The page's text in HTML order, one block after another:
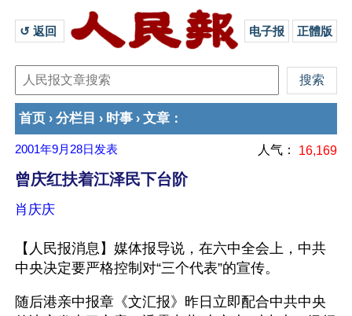
↺ 返回 电子报 正體版
首页 › 分栏目 › 时事 › 文章 ：
2001年9月28日 发表 人气： 16,169
曾庆红扶着江泽民下台阶
肖庆庆
【人民报消息】媒体报导说，在六中全会上，中共
中央决定要严格控制对“三个代表”的宣传。
随后港亲中报章《文汇报》昨日立即配合中共中央